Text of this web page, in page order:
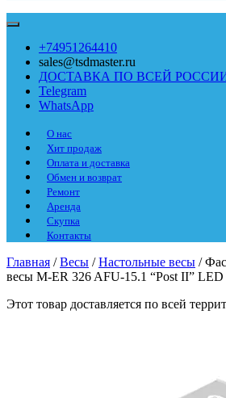
+74951264410
sales@tsdmaster.ru
ДОСТАВКА ПО ВСЕЙ РОССИИ
Telegram
WhatsApp
О нас
Хит продаж
Оплата и доставка
Обмен и возврат
Ремонт
Аренда
Скупка
Контакты
Главная /Весы /Настольные весы /
весы M-ER 326 AFU-15.1 “Post II” LED
Этот товар доставляется по всей